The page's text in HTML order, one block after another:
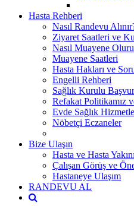
Hasta Rehberi
Nasıl Randevu
Ziyaret Saatleri ve
Nasıl Muayene
Muayene Saatleri
Hasta Hakları ve
Engelli Rehberi
Sağlık Kurulu
Refakat Politikamız
Evde Sağlık
Nöbetçi Eczaneler
Bize Ulaşın
Hasta ve Hasta
Çalışan Görüş ve
Hastaneye Ulaşım
RANDEVU AL